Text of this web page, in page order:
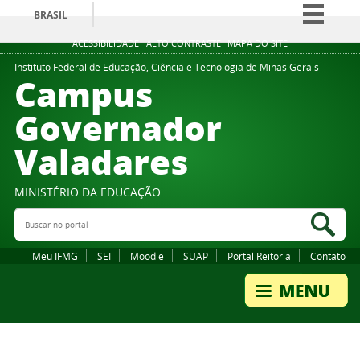
ACESSIBILIDADE ALTO CONTRASTE MAPA DO SITE
BRASIL
Simplifique!
Comunica BR
Instituto Federal de Educação, Ciência e Tecnologia de Minas Gerais
Campus
Governador
Valadares
MINISTÉRIO DA EDUCAÇÃO
Buscar no portal
Meu IFMG SEI Moodle SUAP Portal Reitoria Contato